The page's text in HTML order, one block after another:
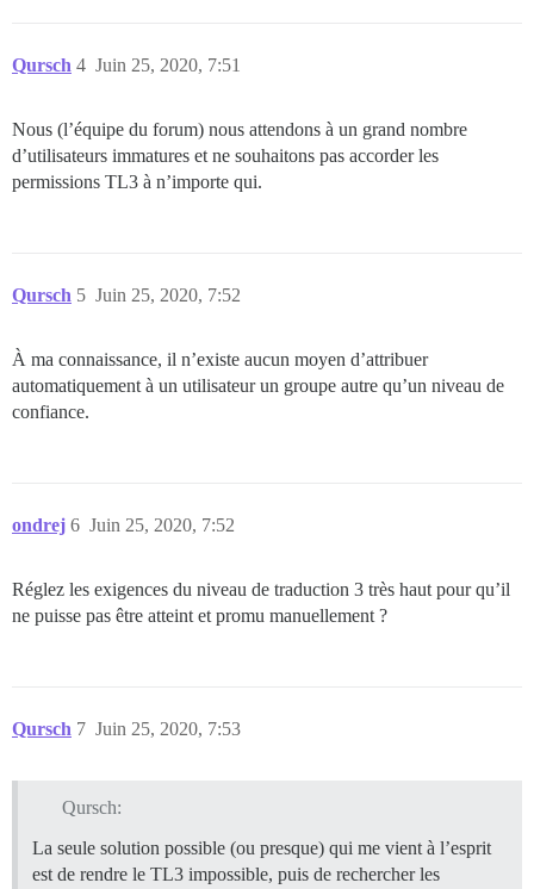
Qursch Juin 25, 2020, 7:51
4
Nous (l’équipe du forum) nous attendons à un grand nombre
d’utilisateurs immatures et ne souhaitons pas accorder les
permissions TL3 à n’importe qui.
Qursch Juin 25, 2020, 7:52
5
À ma connaissance, il n’existe aucun moyen d’attribuer
automatiquement à un utilisateur un groupe autre qu’un niveau de
confiance.
ondrej Juin 25, 2020, 7:52
6
Réglez les exigences du niveau de traduction 3 très haut pour qu’il
ne puisse pas être atteint et promu manuellement ?
Qursch Juin 25, 2020, 7:53
7
Qursch:
La seule solution possible (ou presque) qui me vient à l’esprit
est de rendre le TL3 impossible, puis de rechercher les